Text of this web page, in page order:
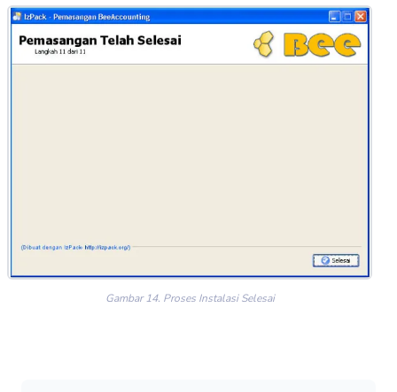
Gambar 14. Proses Instalasi Selesai